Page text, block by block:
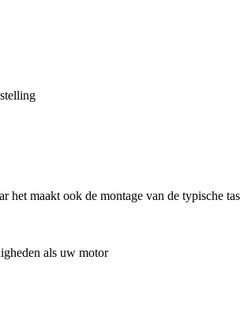
maakt ook de montage van de typische
als uw motor